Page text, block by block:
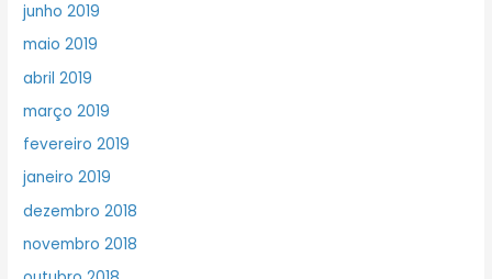
junho 2019
maio 2019
abril 2019
março 2019
fevereiro 2019
janeiro 2019
dezembro 2018
novembro 2018